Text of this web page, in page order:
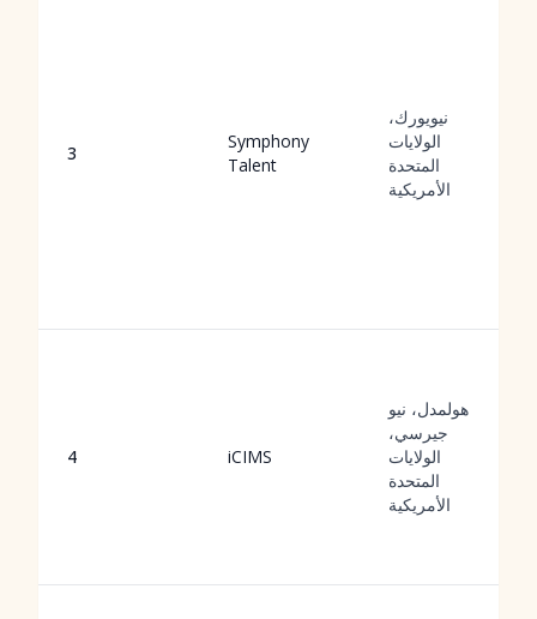
3
Symphony
Talent
نيويورك،
الولايات
المتحدة
الأمريكية
4 iCIMS
هولمدل، نيو
جيرسي،
الولايات
المتحدة
الأمريكية